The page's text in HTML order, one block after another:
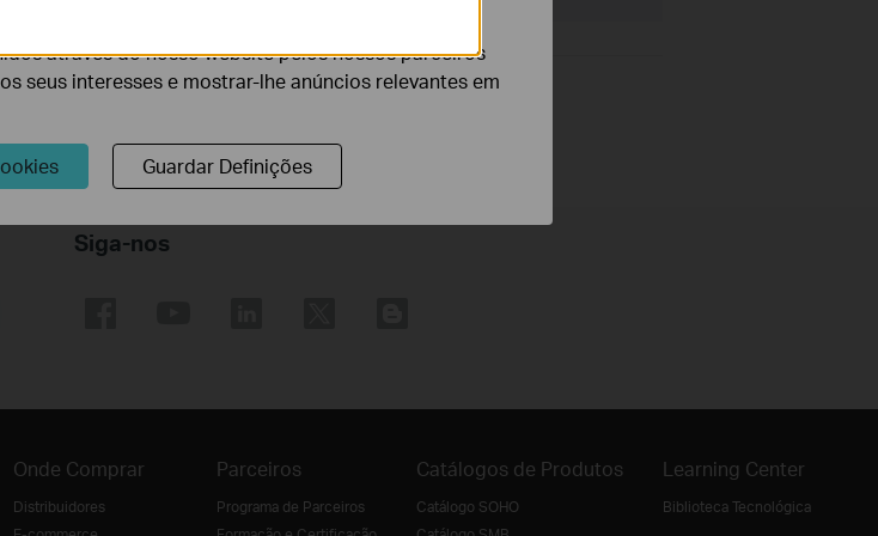
Siga-nos
Onde Comprar
Distribuidores
Parceiros
Programa de Parceiros
Catálogos de Produtos
Catálogo SOHO
Learning Center
Biblioteca Tecnológica
através do nosso website pelos nossos parceiros
seus interesses e mostrar-lhe anúncios relevantes em
Guardar Definições